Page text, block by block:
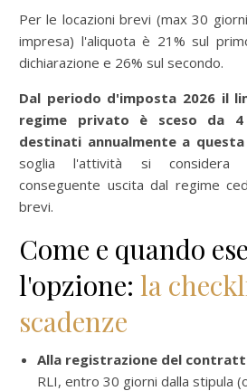
Per le locazioni brevi (max 30
impresa) l'aliquota è 21% sul
dichiarazione e 26% sul secondo.
Dal periodo d'imposta 2026 il
regime privato è sceso da
destinati annualmente a
soglia l'attività si considera
conseguente uscita dal regime
brevi.
Come e quando
l'opzione: la
scadenze
Alla registrazione del
RLI, entro 30 giorni dalla stipula